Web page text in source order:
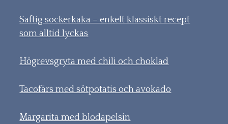
Saftig sockerkaka – enkelt klassiskt recept
som alltid lyckas
Högrevsgryta med chili och choklad
Tacofärs med sötpotatis och avokado
Margarita med blodapelsin